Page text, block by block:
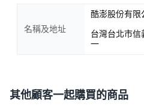
名稱及地址
酷澎股份有限
台灣台北市信
一
其他顧客一起購買的商品